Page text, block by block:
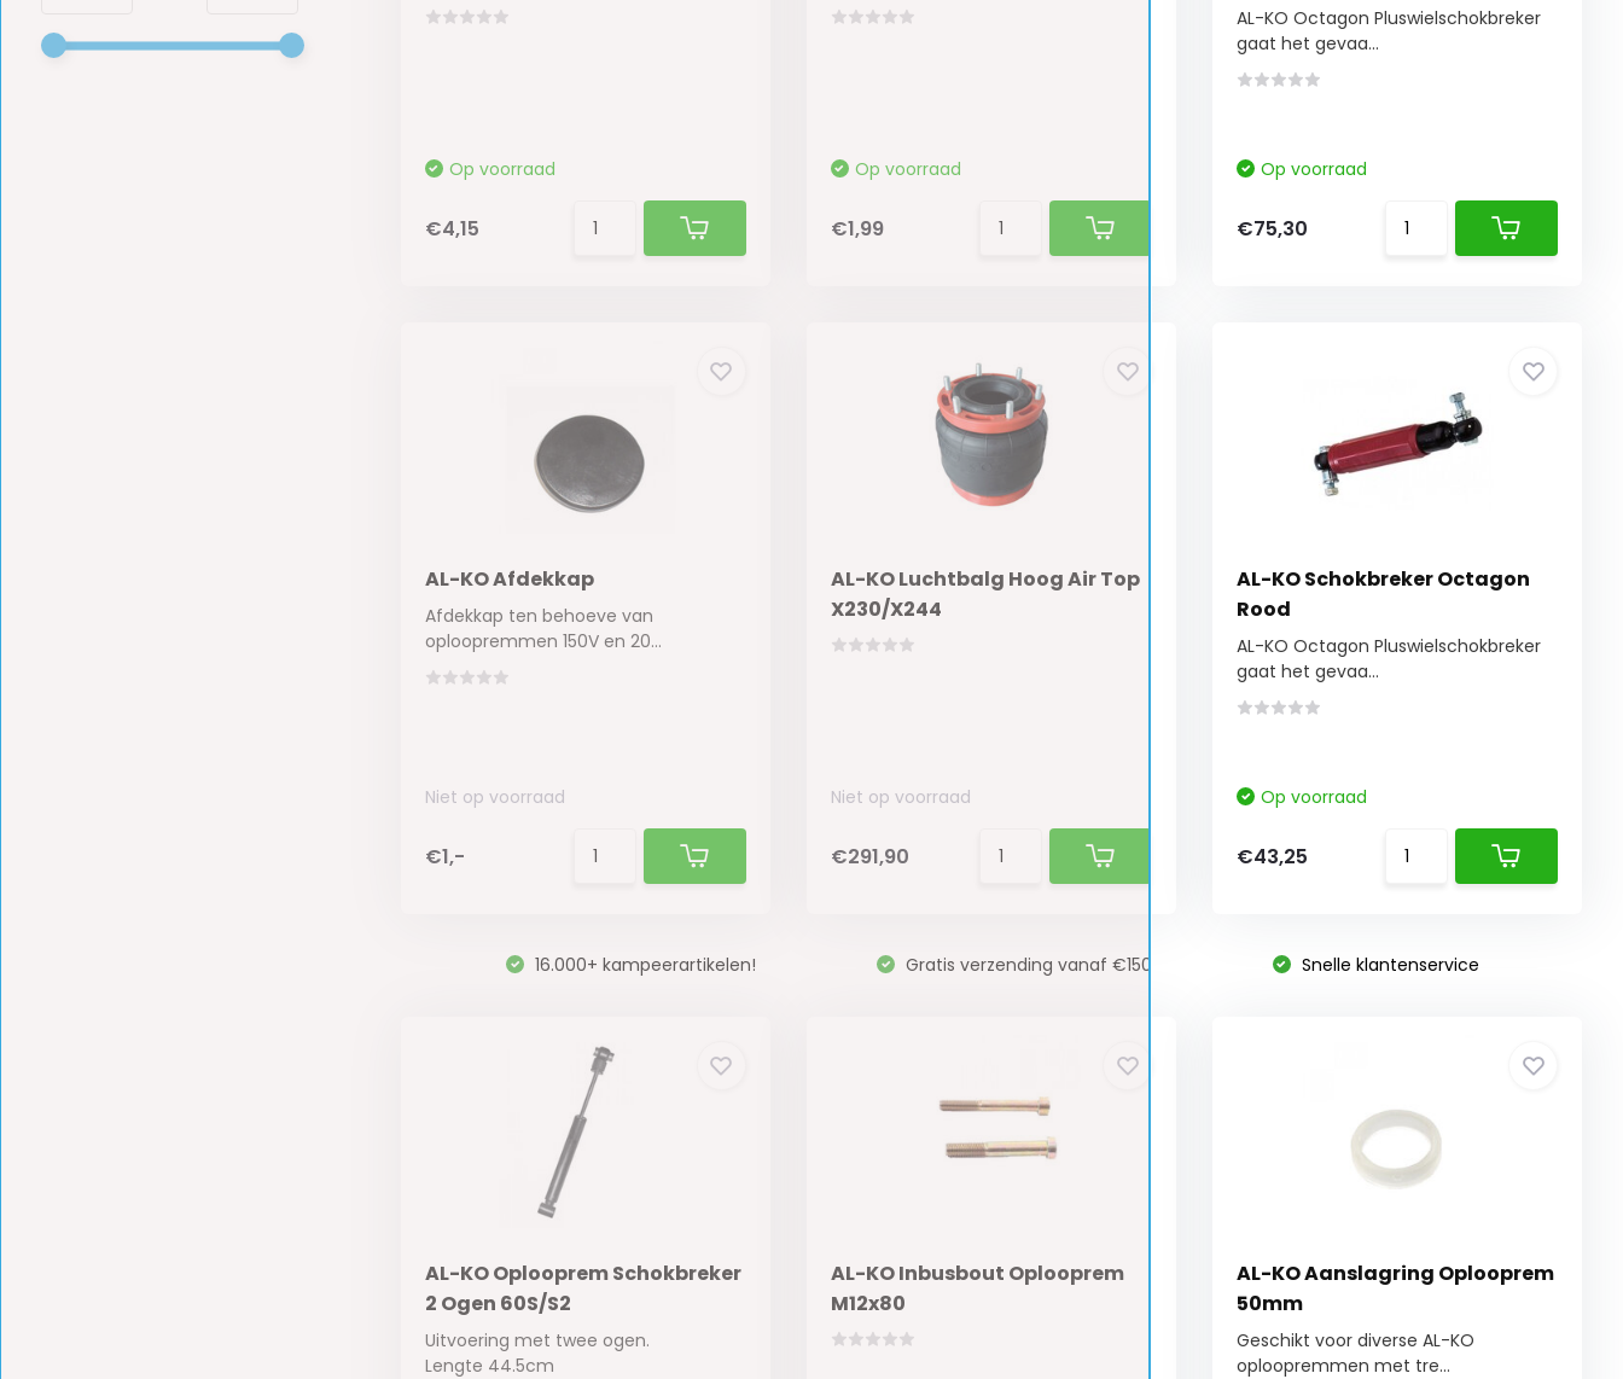
Op voorraad
€4,15
Op voorraad
€1,99
AL-KO Octagon Pluswielschokbreker
gaat het gevaa...
Op voorraad
€75,30
AL-KO Afdekkap
Afdekkap ten behoeve van
oploopremmen 150V en 20...
Niet op voorraad
€1,-
AL-KO Luchtbalg Hoog Air Top
X230/X244
Niet op voorraad
€291,90
AL-KO Schokbreker Octagon
Rood
AL-KO Octagon Pluswielschokbreker
gaat het gevaa...
Op voorraad
€43,25
16.000+ kampeerartikelen! Gratis verzending vanaf €150 Snelle klantenservice
AL-KO Oplooprem Schokbreker
2 Ogen 60S/S2
Uitvoering met twee ogen.
Lengte 44.5cm
AL-KO Inbusbout Oplooprem
M12x80
AL-KO Aanslagring Oplooprem
50mm
Geschikt voor diverse AL-KO
oploopremmen met tre...